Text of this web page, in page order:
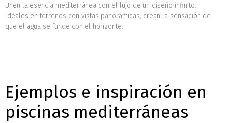
Unen la esencia mediterránea con el lujo de un diseño infinito.
Ideales en terrenos con vistas panorámicas, crean la sensación de
que el agua se funde con el horizonte.
Ejemplos e inspiración en
piscinas mediterráneas